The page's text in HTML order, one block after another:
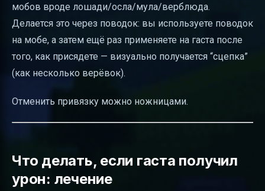
мобов вроде лошади/осла/мула/верблюда.
Делается это через поводок: вы используете поводок
на мобе, а затем ещё раз применяете на гаста после
того, как присядете — визуально получается “сцепка”
(как несколько верёвок).
Отменить привязку можно ножницами.
Что делать, если гаста получил
урон: лечение